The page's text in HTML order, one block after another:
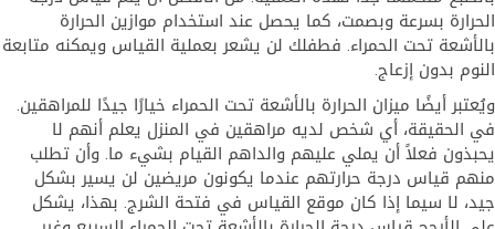
الحرارة بسرعة وبصمت، كما يحصل عند استخدام موازين الحرارة
بالأشعة تحت الحمراء. فطفلك لن يشعر بعملية القياس ويمكنه متابعة
النوم بدون إزعاج.
ويُعتبر أيضًا ميزان الحرارة بالأشعة تحت الحمراء خيارًا جيدًا للمراهقين.
في الحقيقة، أي شخص لديه مراهقين في المنزل يعلم أنهم لا
يحبذون فعلاً أن يملي عليهم والداهم القيام بشيء ما. وأن تطلب
منهم قياس درجة حرارتهم عندما يكونون مريضين لن يسير بشكل
جيد، لا سيما إذا كان موقع القياس في فتحة الشرج. بهذا، يشكل